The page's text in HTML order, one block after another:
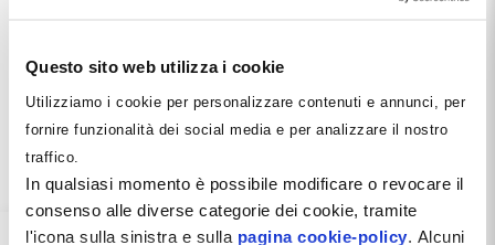
Questo sito web utilizza i cookie
Utilizziamo i cookie per personalizzare contenuti e annunci, per
fornire funzionalità dei social media e per analizzare il nostro
traffico.
In qualsiasi momento è possibile modificare o revocare il
consenso alle diverse categorie dei cookie, tramite
l'icona sulla sinistra e sulla pagina cookie-policy. Alcuni
intervenire già nel 2016 per aggiustare, in ordine
l’articolo 54.
Potremmo definire un percorso tormentato quello che ci
porta alla versione finale, che di seguito riproduciamo
fedelmente: